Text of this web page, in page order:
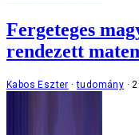
Fergeteges
rendezett
Kabos Eszter tudomány